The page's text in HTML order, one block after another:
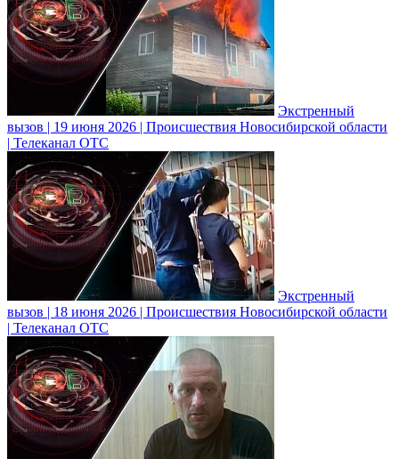
Экстренный
вызов | 19 июня 2026 | Происшествия Новосибирской области
| Телеканал ОТС
Экстренный
вызов | 18 июня 2026 | Происшествия Новосибирской области
| Телеканал ОТС